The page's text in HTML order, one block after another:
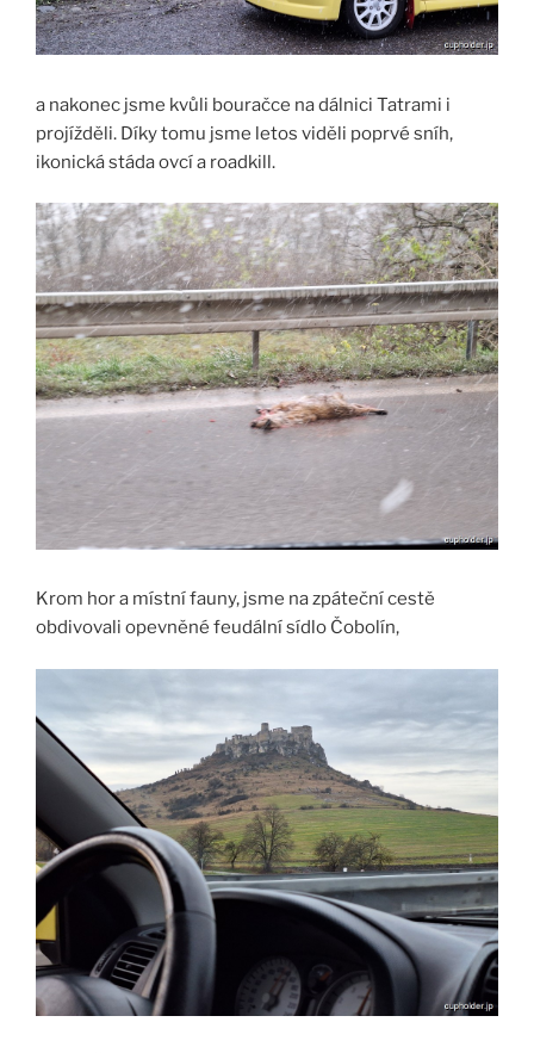
a nakonec jsme kvůli bouračce na dálnici Tatrami i
projížděli. Díky tomu jsme letos viděli poprvé sníh,
ikonická stáda ovcí a roadkill.
Krom hor a místní fauny, jsme na zpáteční cestě
obdivovali opevněné feudální sídlo Čobolín,